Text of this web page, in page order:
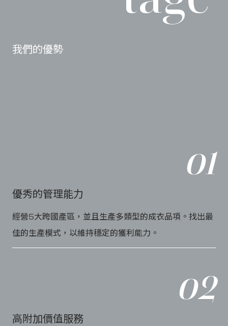
我們的優勢
o1
優秀的管理能力
經營5大跨國產區，並且生產多類型的成衣品項。找出最
佳的生產模式，以維持穩定的獲利能力。
o2
高附加價值服務